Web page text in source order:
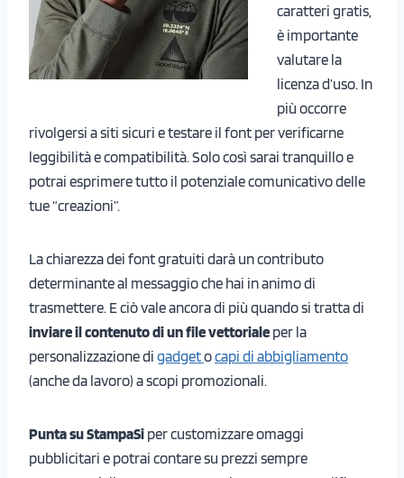
caratteri gratis,
è importante
valutare la
licenza d’uso. In
più occorre
rivolgersi a siti sicuri e testare il font per verificarne
leggibilità e compatibilità. Solo così sarai tranquillo e
potrai esprimere tutto il potenziale comunicativo delle
tue “creazioni”.
La chiarezza dei font gratuiti darà un contributo
determinante al messaggio che hai in animo di
trasmettere. E ciò vale ancora di più quando si tratta di
inviare il contenuto di un file vettoriale per la
personalizzazione di gadgetocapi di abbigliamento
(anche da lavoro) a scopi promozionali.
Punta su StampaSi per customizzare omaggi
pubblicitari e potrai contare su prezzi sempre